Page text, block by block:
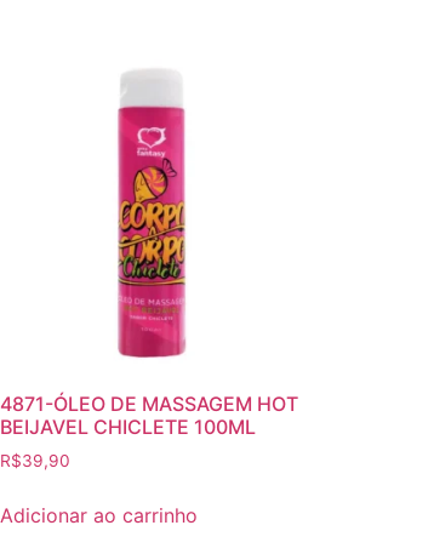
4871-ÓLEO DE MASSAGEM HOT
BEIJAVEL CHICLETE 100ML
R$39,90
Adicionar ao carrinho